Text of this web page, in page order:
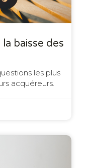
baisse des
les plus
acquéreurs.